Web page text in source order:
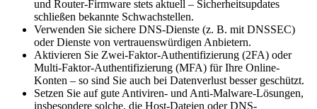
und Router-Firmware stets aktuell – Sicherheitsupdates
schließen bekannte Schwachstellen.
Verwenden Sie sichere DNS-Dienste (z. B. mit DNSSEC)
oder Dienste von vertrauenswürdigen Anbietern.
Aktivieren Sie Zwei-Faktor-Authentifizierung (2FA) oder
Multi-Faktor-Authentifizierung (MFA) für Ihre Online-
Konten – so sind Sie auch bei Datenverlust besser geschützt.
Setzen Sie auf gute Antiviren- und Anti-Malware-Lösungen,
insbesondere solche, die Host-Dateien oder DNS-